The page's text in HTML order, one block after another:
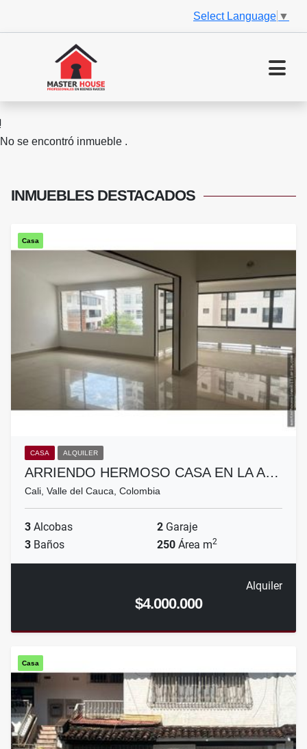
Select Language ▼
No se encontró inmueble .
INMUEBLES DESTACADOS
Casa
CASA ALQUILER
ARRIENDO HERMOSO CASA EN LA A…
Cali, Valle del Cauca, Colombia
3 Alcobas 2 Garaje
3 Baños 250 Área m2
Alquiler
$4.000.000
Casa